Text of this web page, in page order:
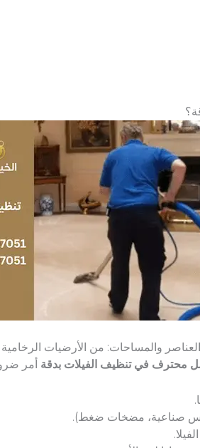
والمساحات: من الأرضيات الرخامية
محترف في تنظيف الفيلات بدقة أمر
صناعية، مضخات ضغط).